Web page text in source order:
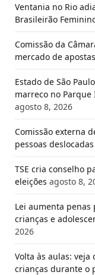
Ventania no Rio
Brasileirão
Comissão da
mercado de
Estado de São
marreco no
agosto 8, 2026
Comissão externa
pessoas
TSE cria conselho
eleições agosto 8,
Lei aumenta
crianças e
2026
Volta às aulas:
crianças durante o